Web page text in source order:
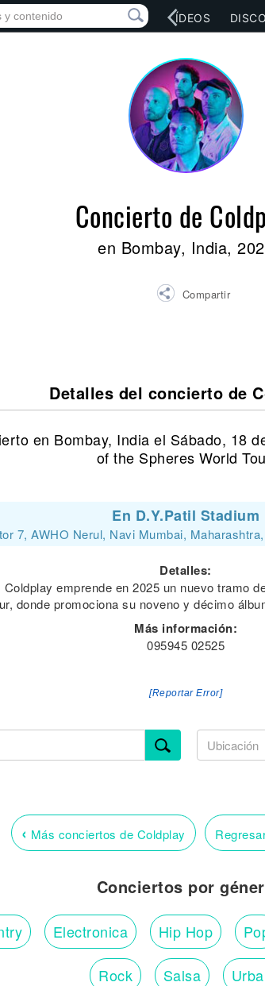
RED SOCIAL MÚSICA VÍDEOS
Concierto de
en Bombay, India,
Compartir
Detalles del concierto de
en Bombay, India el Sábado, 18
of the Spheres World
En D.Y.Patil Stadium
7, AWHO Nerul, Navi Mumbai,
Detalles:
emprende en 2025 un nuevo tramo
donde promociona su noveno y décimo
Más información:
095945 02525
[Reportar Error]
‹ Más conciertos de Coldplay
Conciertos por
Electronica Hip Hop
Rock Salsa